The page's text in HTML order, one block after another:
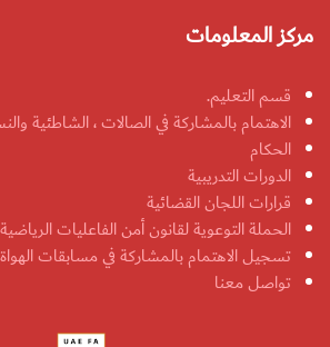
مركز المعلومات
قسم التعليم.
الاهتمام بالمشاركة في الصالات ، الشاطئية
الحكام
الدورات التدريبية
قرارات اللجان القضائية
الحملة التوعوية لقانون أمن الفاعليات الرياضية
تسجيل الاهتمام بالمشاركة في مسابقات
تواصل معنا